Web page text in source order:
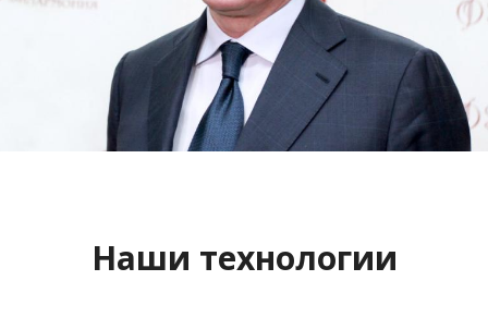
Буркова Александра Леонидовича
Смотреть проект
Наши технологии